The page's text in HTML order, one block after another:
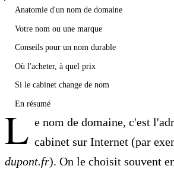
Anatomie d'un nom de domaine
Votre nom ou une marque
Conseils pour un nom durable
Où l'acheter, à quel prix
Si le cabinet change de nom
En résumé
L e nom de domaine, c'est
cabinet sur Internet (par
dupont.fr). On le choisit souvent